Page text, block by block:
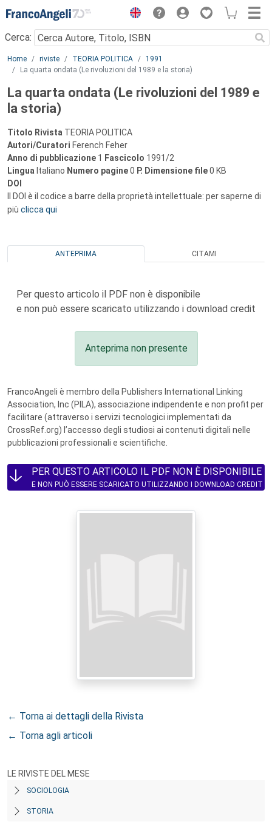
Menu
Cerca:
Main content
Home riviste TEORIA POLITICA
1991
La quarta ondata (Le rivoluzioni del 1989 e la storia)
La quarta ondata (Le rivoluzioni del 1989 e
la storia)
Titolo Rivista TEORIA POLITICA
Autori/Curatori Ferench Feher
Anno di pubblicazione 1 Fascicolo 1991/2
Lingua Italiano Numero pagine0 P. Dimensione file0 KB
DOI
Il DOI è il codice a barre della proprietà intellettuale: per saperne di
più clicca qui
ANTEPRIMA CITAMI
Per questo articolo il PDF non è disponibile
e non può essere scaricato utilizzando i download credit
Anteprima non presente
FrancoAngeli è membro della Publishers International Linking
Association, Inc (PILA), associazione indipendente e non profit per
facilitare (attraverso i servizi tecnologici implementati da
CrossRef.org) l’accesso degli studiosi ai contenuti digitali nelle
pubblicazioni professionali e scientifiche.
PER QUESTO ARTICOLO IL PDF NON È DISPONIBILE
E NON PUÒ ESSERE SCARICATO UTILIZZANDO I DOWNLOAD CREDIT
← Torna ai dettagli della Rivista
← Torna agli articoli
LE RIVISTE DEL MESE
SOCIOLOGIA
STORIA